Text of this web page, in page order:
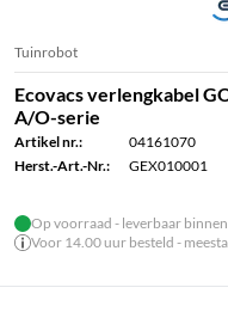
Tuinrobot
Ecovacs verlengkabel
A/O-serie
Artikel nr.:
04161070
Herst.-Art.-Nr.:
GEX010001
Op voorraad - leverbaar binnen
Voor 14.00 uur besteld -